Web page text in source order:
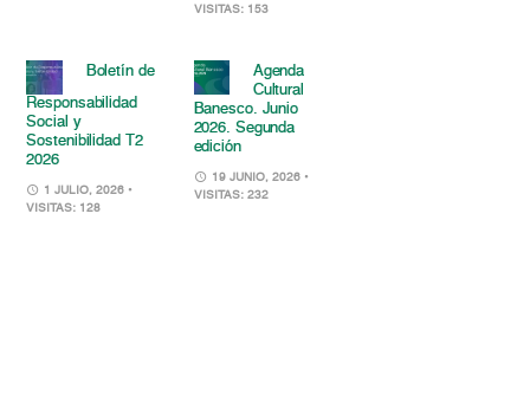
VISITAS: 153
Boletín de
Responsabilidad
Social y
Sostenibilidad T2
2026
1 JULIO, 2026 •
VISITAS: 128
Agenda
Cultural
Banesco. Junio
2026. Segunda
edición
19 JUNIO, 2026 •
VISITAS: 232